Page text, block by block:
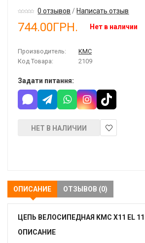
0 отзывов /Написать отзыв
744.00ГРН. Нет в наличии
Производитель:
KMC
Код Товара:
2109
Задати питання:
НЕТ В НАЛИЧИИ
ОПИСАНИЕ ОТЗЫВОВ (0)
ЦЕПЬ ВЕЛОСИПЕДНАЯ KMC X11 EL
ОПИСАНИЕ